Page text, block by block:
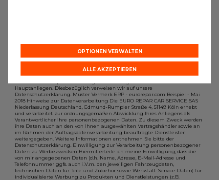
Hauptanliegen. Diesbezüglich verweisen wir auf unsere
Datenschutzerklärung. Muster Vermerk ERP - eurorepar.com Beispiel - Mai
2018 Hinweise zur Datenverarbeitung Die EURO REPAR CAR SERVICE SAS
Niederlassung Deutschland, Edmund-Rumpler Straße 4, 51149 Köln erhebt
und verarbeitet zur ordnungsgemäßen Abwicklung Ihres Anliegens als
Verantwortlicher Ihre personenbezogenen Daten. Zu diesem Zweck werden
ihre Daten auch an den von Ihnen ausgewählten Vertragshändler sowie an
im Rahmen der Auftragsdatenverarbeitung beauftragte Dienstleister
weitergegeben. Weitere Informationen entnehmen Sie bitte der
Datenschutzerklärung. Einwilligung zur Verarbeitung personenbezogener
Daten zu Werbezwecken Hiermit erteile ich meine Einwilligung, dass die
von mir angegebenen Daten (d.h. Name, Adresse, E-Mail-Adresse und
Telefonnummer ggfs. auch i.V.m. den jeweiligen Fahrzeugdaten,
technischen Daten für Teile und Zubehör sowie Werkstatt-Service-Daten) für
individualisierte Werbung zu Produkten und Dienstleistungen (z.B.
OPTIONEN VERWALTEN
ALLE AKZEPTIEREN